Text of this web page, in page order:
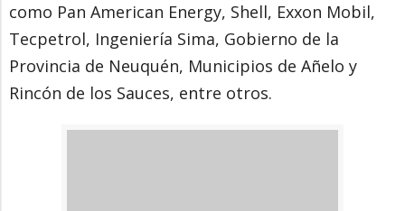
como Pan American Energy, Shell, Exxon Mobil,
Tecpetrol, Ingeniería Sima, Gobierno de la
Provincia de Neuquén, Municipios de Añelo y
Rincón de los Sauces, entre otros.